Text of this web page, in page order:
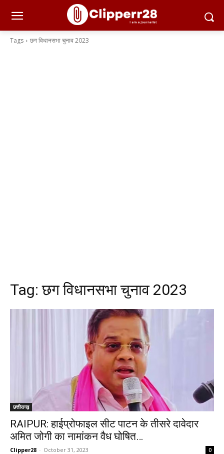
Tags छग विधानसभा चुनाव 2023
Tag:छग विधानसभा चुनाव 2023
छत्तीसगढ़
RAIPUR: हाईप्रोफाइल सीट पाटन के तीसरे दावेदार
अमित जोगी का नामांकन वैध घोषित…
Clipper28 - October 31, 2023 0